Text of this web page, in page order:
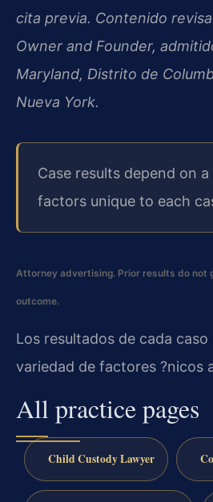
cita previa. Contenido
Owner and Founder,
Maryland, Distrito de
Nueva York.
Case results depend on
factors unique to each
Attorney advertising. Prior results do not
outcome.
Los resultados de cada
variedad de factores ?nicos
All practice pages
Child Custody Lawyer